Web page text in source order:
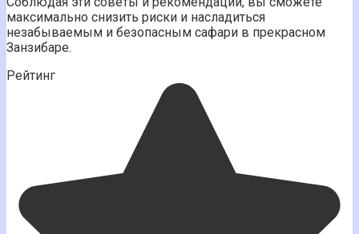
максимально снизить риски и насладиться
незабываемым и безопасным сафари в прекрасном
Занзибаре.
Рейтинг